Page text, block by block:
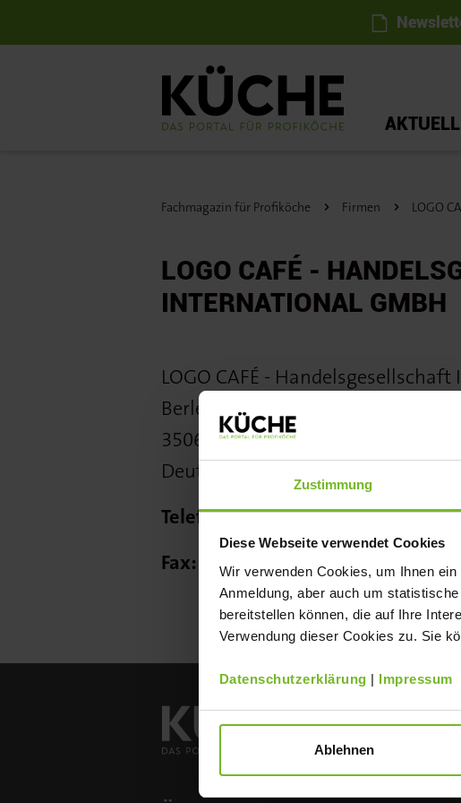
Zustimmung
Diese Webseite verwendet Cookies
Wir verwenden Cookies, um Ihnen
Anmeldung, aber auch um
bereitstellen können, die auf Ihre
Verwendung dieser Cookies zu. Sie
Datenschutzerklärung | Impressum
Ablehnen
Fachmagazin für Profiköche Firmen LOGO
LOGO CAFÉ -
INTERNATIONAL GMBH
LOGO CAFÉ - Handelsgesellschaft
Berleburger Str.
35066 Frankenberg/Eder
Deutschland
Telefon:
Fax: